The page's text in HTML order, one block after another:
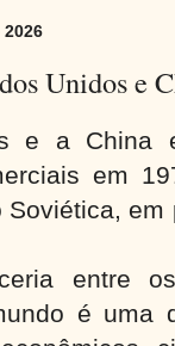
Unidos e
e a China
em
Soviética,
entre
é uma